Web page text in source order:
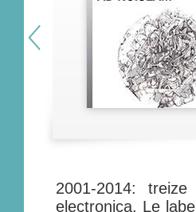
2001-2014:
electronica. Le